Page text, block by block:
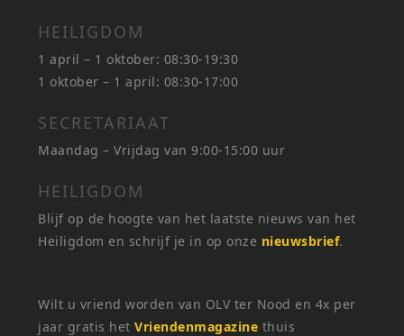
HEILIGDOM
1 april – 1 oktober: 08:30-19:30
1 oktober – 1 april: 08:30-17:00
SECRETARIAAT
Maandag – Vrijdag van 9:00-15:00 uur
HEILIGDOM
Blijf op de hoogte van het laatste nieuws van het
Heiligdom en schrijf je in op onze nieuwsbrief.
Wilt u vriend worden van OLV ter Nood en 4x per
jaar gratis hetVriendenmagazine thuis